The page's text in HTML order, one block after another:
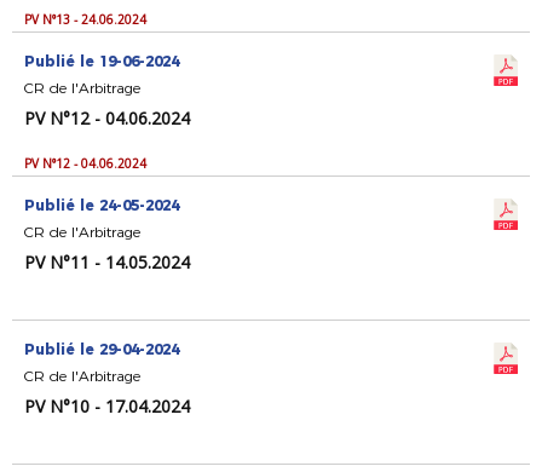
PV N°13 - 24.06.2024
Publié le 19-06-2024
CR de l'Arbitrage
PV N°12 - 04.06.2024
PV N°12 - 04.06.2024
Publié le 24-05-2024
CR de l'Arbitrage
PV N°11 - 14.05.2024
Publié le 29-04-2024
CR de l'Arbitrage
PV N°10 - 17.04.2024